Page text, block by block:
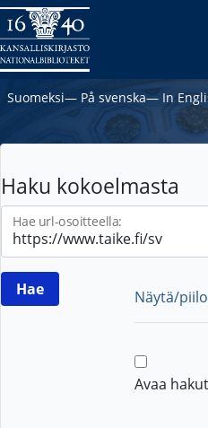
Suomeksi― På svenska― In
Haku kokoelmasta
Hae url-osoitteella:
Näytä/
Avaa